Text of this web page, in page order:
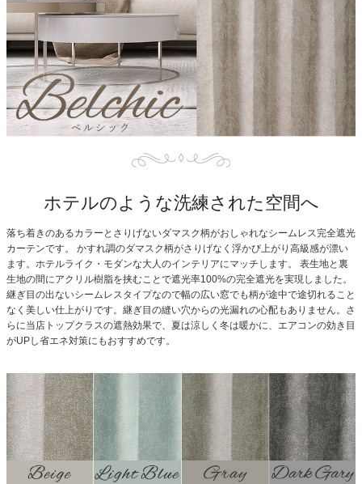
ホテルのような洗練された空間へ
落ち着きのあるカラーとさりげないダマスク柄がおしゃれなシームレス完全遮光
カーテンです。
かすれ調のダマスク柄がさりげなく浮かび上がり高級感が漂い
ます。ホテルライク・モダンな大人のインテリアにマッチします。
表生地と裏
生地の間にアクリル樹脂を挟むことで遮光率100%の完全遮光を実現しました。
継ぎ目の出ないシームレスタイプなので幅の広い窓でも柄が途中で途切れること
なく美しい仕上がりです。継ぎ目の縫い穴からの光漏れの心配もありません。さ
らに当店トップクラスの遮熱効果で、夏は涼しく冬は暖かに、エアコンの効き目
がUPし省エネ対策にもおすすめです。